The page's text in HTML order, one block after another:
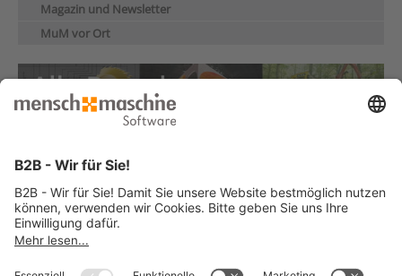
Magazin und Newsletter
MuM vor Ort